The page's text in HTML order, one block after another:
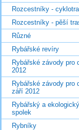
Rozcestníky -
Rozcestníky - pěší
Různé
Rybářské revíry
Rybářské závody pro
2012
Rybářské závody pro
září 2012
Rybářský a ekologický
spolek
Rybníky